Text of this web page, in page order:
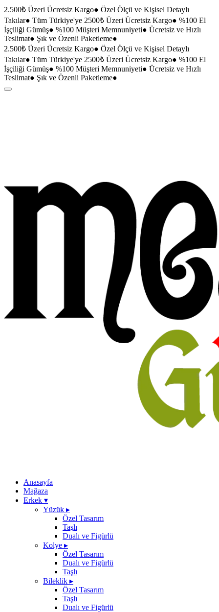
2.500₺ Üzeri Ücretsiz Kargo● Özel Ölçü ve Kişisel Detaylı
Takılar● Tüm Türkiye'ye 2500₺ Üzeri Ücretsiz Kargo● %100 El
İşçiliği Gümüş● %100 Müşteri Memnuniyeti● Ücretsiz ve Hızlı
Teslimat● Şık ve Özenli Paketleme●
2.500₺ Üzeri Ücretsiz Kargo● Özel Ölçü ve Kişisel Detaylı
Takılar● Tüm Türkiye'ye 2500₺ Üzeri Ücretsiz Kargo● %100 El
İşçiliği Gümüş● %100 Müşteri Memnuniyeti● Ücretsiz ve Hızlı
Teslimat● Şık ve Özenli Paketleme●
Anasayfa
Mağaza
Erkek ▾
Yüzük ▸
Özel Tasarım
Taşlı
Dualı ve Figürlü
Kolye ▸
Özel Tasarım
Dualı ve Figürlü
Taşlı
Bileklik ▸
Özel Tasarım
Taşlı
Dualı ve Figürlü